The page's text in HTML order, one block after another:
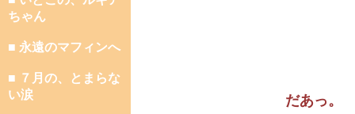
ちゃん
■ 永遠のマフィンへ
■ ７月の、とまらな
い涙
だあっ。